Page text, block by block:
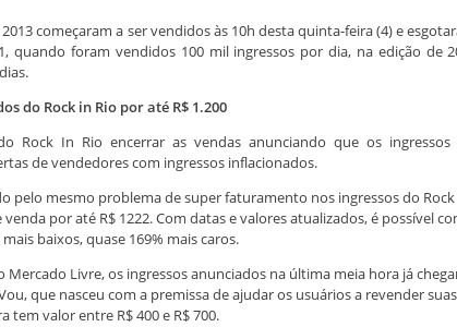
começaram a ser vendidos às 10h desta quinta-feira (4) e
quando foram vendidos 100 mil ingressos por dia, na edição de
do Rock in Rio por até R$ 1.200
Rock In Rio encerrar as vendas anunciando que os ingressos
de vendedores com ingressos inflacionados.
pelo mesmo problema de super faturamento nos ingressos do Rock
por até R$ 1222. Com datas e valores atualizados, é possível
baixos, quase 169% mais caros.
Mercado Livre, os ingressos anunciados na última meia hora já
que nasceu com a premissa de ajudar os usuários a revender
tem valor entre R$ 400 e R$ 700.